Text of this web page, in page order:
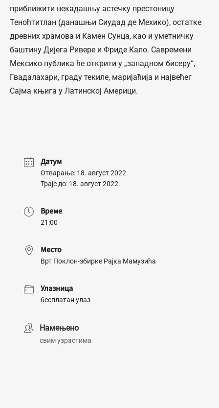
приближити некадашњу астечку престоницу
Теноћтитлан (данашњи Сиудад де Мехико), остатке
древних храмова и Камен Сунца, као и уметничку
баштину Дијега Ривере и Фриде Кало. Савремени
Мексико публика ће открити у „западном бисеру“,
Гвадалахари, граду текиле, маријаћија и највећег
Сајма књига у Латинској Америци.
Датум
Отварање: 18. август 2022.
Траје до: 18. август 2022.
Време
21:00
Место
Врт Поклон-збирке Рајка Мамузића
Улазница
бесплатан улаз
Намењено
свим узрастима